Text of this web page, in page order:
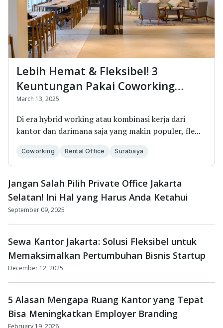
Lebih Hemat & Fleksibel! 3
Keuntungan Pakai Coworking
Space + Sewa Kantor di Surabaya
March 13, 2025
Di era hybrid working atau kombinasi kerja dari
kantor dan darimana saja yang makin populer, fle...
Coworking Rental Office Surabaya
Jangan Salah Pilih Private Office Jakarta
Selatan! Ini Hal yang Harus Anda Ketahui
September 09, 2025
Sewa Kantor Jakarta: Solusi Fleksibel untuk
Memaksimalkan Pertumbuhan Bisnis Startup
December 12, 2025
5 Alasan Mengapa Ruang Kantor yang Tepat
Bisa Meningkatkan Employer Branding
February 19, 2026